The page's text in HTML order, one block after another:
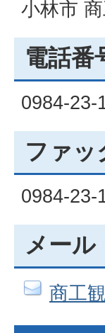
小林市
電話番
0984-23-
ファッ
0984-23-
メール
商工